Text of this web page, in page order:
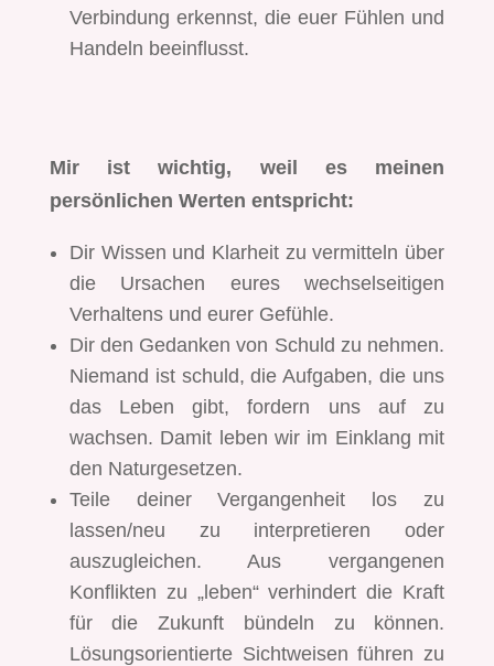
Verbindung erkennst, die euer Fühlen und
Handeln beeinflusst.
Mir ist wichtig, weil es meinen
persönlichen Werten entspricht:
Dir Wissen und Klarheit zu vermitteln über
die Ursachen eures wechselseitigen
Verhaltens und eurer Gefühle.
Dir den Gedanken von Schuld zu nehmen.
Niemand ist schuld, die Aufgaben, die uns
das Leben gibt, fordern uns auf zu
wachsen. Damit leben wir im Einklang mit
den Naturgesetzen.
Teile deiner Vergangenheit los zu
lassen/neu zu interpretieren oder
auszugleichen. Aus vergangenen
Konflikten zu „leben“ verhindert die Kraft
für die Zukunft bündeln zu können.
Lösungsorientierte Sichtweisen führen zu